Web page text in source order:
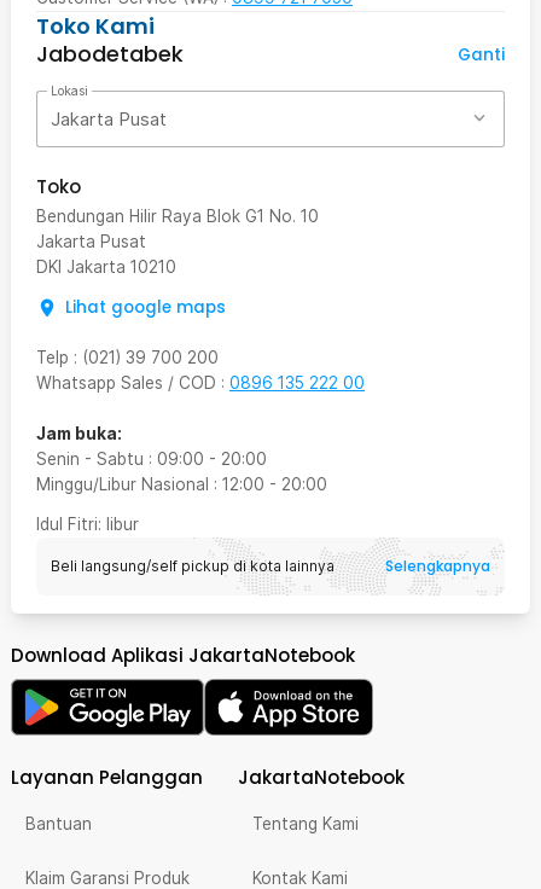
Toko Kami
Jabodetabek
Ganti
Lokasi
Jakarta Pusat
Toko
Bendungan Hilir Raya Blok G1 No. 10
Jakarta Pusat
DKI Jakarta 10210
Lihat google maps
Telp : (021) 39 700 200
Whatsapp Sales / COD : 0896 135 222 00
Jam buka:
Senin - Sabtu : 09:00 - 20:00
Minggu/Libur Nasional : 12:00 - 20:00
Idul Fitri: libur
Beli langsung/self pickup di kota lainnya Selengkapnya
Download Aplikasi JakartaNotebook
Layanan Pelanggan
Bantuan
Klaim Garansi Produk
JakartaNotebook
Tentang Kami
Kontak Kami